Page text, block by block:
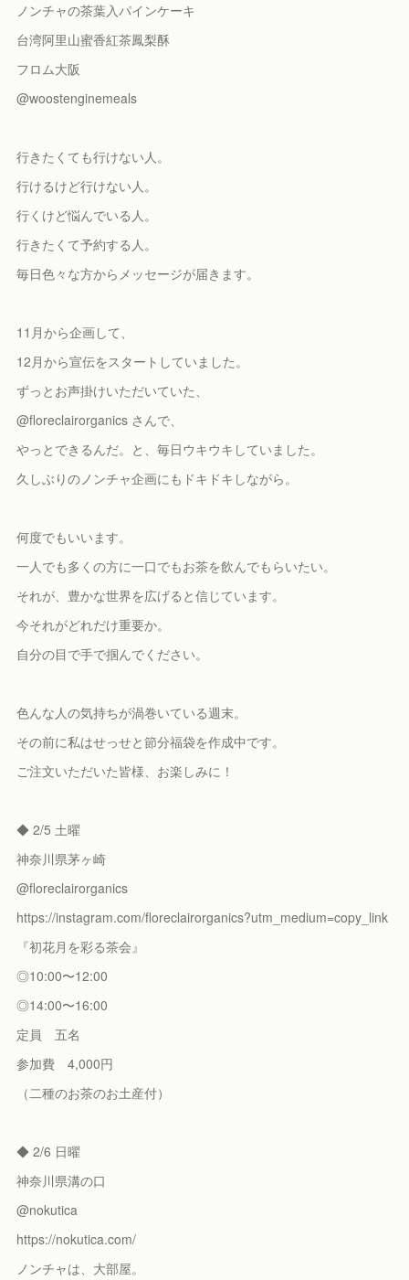
ノンチャの茶葉入パインケーキ
台湾阿里山蜜香紅茶鳳梨酥
フロム大阪
@woostenginemeals
行きたくても行けない人。
行けるけど行けない人。
行くけど悩んでいる人。
行きたくて予約する人。
毎日色々な方からメッセージが届きます。
11月から企画して、
12月から宣伝をスタートしていました。
ずっとお声掛けいただいていた、
@floreclairorganics さんで、
やっとできるんだ。と、毎日ウキウキしていました。
久しぶりのノンチャ企画にもドキドキしながら。
何度でもいいます。
一人でも多くの方に一口でもお茶を飲んでもらいたい。
それが、豊かな世界を広げると信じています。
今それがどれだけ重要か。
自分の目で手で掴んでください。
色んな人の気持ちが渦巻いている週末。
その前に私はせっせと節分福袋を作成中です。
ご注文いただいた皆様、お楽しみに！
◆ 2/5 土曜
神奈川県茅ヶ崎
@floreclairorganics
https://instagram.com/floreclairorganics?utm_medium=copy_link
『初花月を彩る茶会』
◎10:00〜12:00
◎14:00〜16:00
定員 五名
参加費 4,000円
（二種のお茶のお土産付）
◆ 2/6 日曜
神奈川県溝の口
@nokutica
https://nokutica.com/
ノンチャは、大部屋。